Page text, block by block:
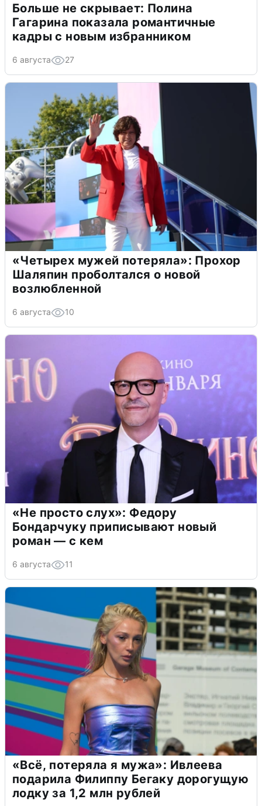
Больше не скрывает: Полина
Гагарина показала романтичные
кадры с новым избранником
6 августа 27
«Четырех мужей потеряла»: Прохор
Шаляпин проболтался о новой
возлюбленной
6 августа 10
«Не просто слух»: Федору
Бондарчуку приписывают новый
роман — с кем
6 августа 11
«Всё, потеряла я мужа»: Ивлеева
подарила Филиппу Бегаку дорогущую
лодку за 1,2 млн рублей